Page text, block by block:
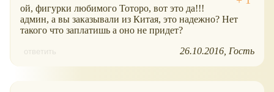
ой, фигурки любимого Тоторо, вот это да!!!
админ, а вы заказывали из Китая, это надежно? Нет
такого что заплатишь а оно не придет?
ответить 26.10.2016 Гость